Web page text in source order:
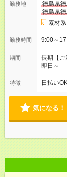
勤務地
徳島県
徳島県
素材
勤務時間
期間
長期【ご
即日～
特徴 日払いOK
気になる！